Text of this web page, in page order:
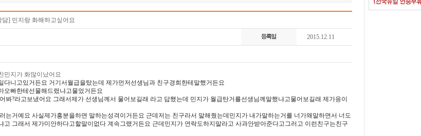
담] 민지랑 화해하고싶어요
2015.12.11
민지가 화많이났어요
다니고있거든요 거기서월급을탔는데 제가먼저선생님과 친구경희한테말했거든요
오빠한테선물해드렸냐고물었거든요
봐?라고보냈어요 그래서제가 선생님께서 물어보길래 라고 답했는데 민지가 월급탄거를선생님께말했냐고물어보길래 제가응이
는거예요 사실제가흥분을하면 말하는성격이거든요 근데저는 친구라서 말해줬는데민지가 내가말하는거를 너가왜말하면서 너도
고 그래서 제가미안하다고할말이없다 계속그랬거든요 근데민지가 연락도하지말라고 사과안받아준다고그러고 이런친구는친구